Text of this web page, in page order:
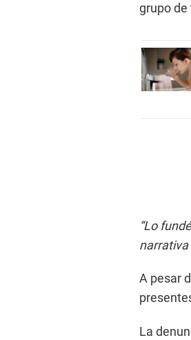
grupo de
“Lo
narrativa
A pesar
La